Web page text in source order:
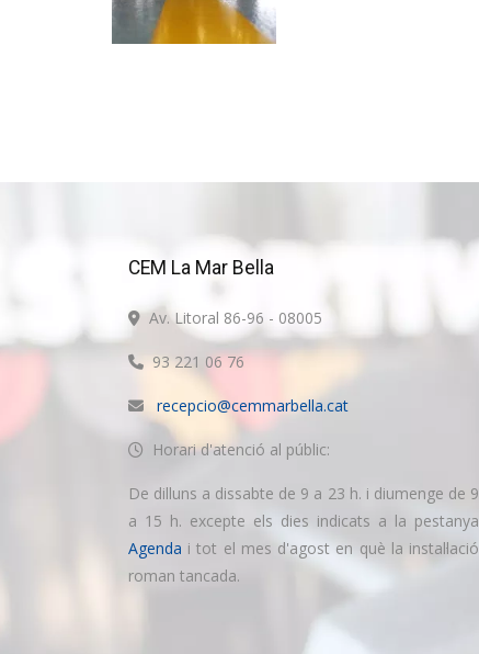
CEM La Mar Bella
Av. Litoral 86-96 - 08005
93 221 06 76
recepcio@cemmarbella.cat
Horari d'atenció al públic:
De dilluns a dissabte de 9 a 23 h. i diumenge de 9
a 15 h. excepte els dies indicats a la pestanya
Agenda i tot el mes d'agost en què la instal·lació
roman tancada.